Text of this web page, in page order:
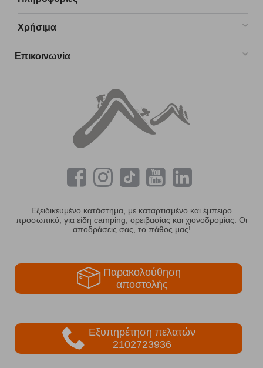
Χρήσιμα
Επικοινωνία
Εξειδικευμένο κατάστημα, με καταρτισμένο και έμπειρο
προσωπικό, για είδη camping, ορειβασίας και χιονοδρομίας. Οι
αποδράσεις σας, το πάθος μας!
Παρακολούθηση
αποστολής
Εξυπηρέτηση πελατών
2102723936